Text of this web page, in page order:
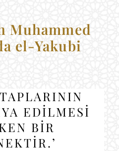
Muhammed
el-Yakubi
EDİLMESİ
BİR